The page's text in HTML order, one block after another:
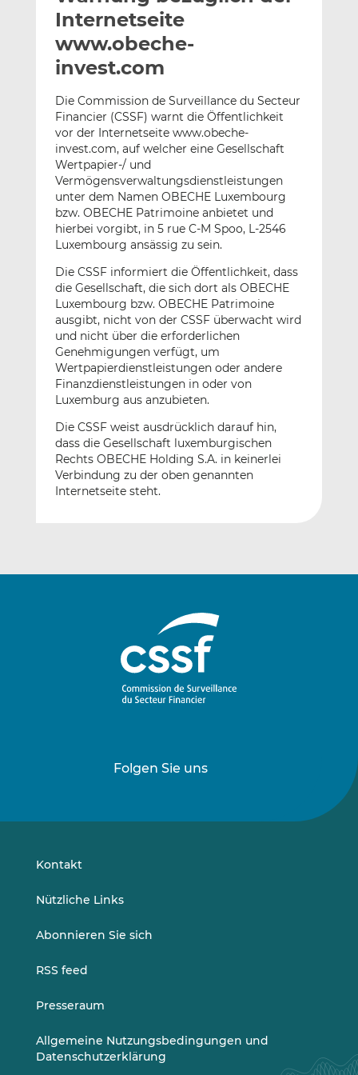
l
a
n
n
k
e
n
t
e
l
e
n
c
e
b
k
t
e
l
e
n
Internetseite
www.obeche-
invest.com
Die Commission de Surveillance du Secteur
Financier (CSSF) warnt die Öffentlichkeit
vor der Internetseite www.obeche-
invest.com, auf welcher eine Gesellschaft
Wertpapier-/ und
Vermögensverwaltungsdienstleistungen
unter dem Namen OBECHE Luxembourg
bzw. OBECHE Patrimoine anbietet und
hierbei vorgibt, in 5 rue C-M Spoo, L-2546
Luxembourg ansässig zu sein.
Die CSSF informiert die Öffentlichkeit, dass
die Gesellschaft, die sich dort als OBECHE
Luxembourg bzw. OBECHE Patrimoine
ausgibt, nicht von der CSSF überwacht wird
und nicht über die erforderlichen
Genehmigungen verfügt, um
Wertpapierdienstleistungen oder andere
Finanzdienstleistungen in oder von
Luxemburg aus anzubieten.
Die CSSF weist ausdrücklich darauf hin,
dass die Gesellschaft luxemburgischen
Rechts OBECHE Holding S.A. in keinerlei
Verbindung zu der oben genannten
Internetseite steht.
Folgen Sie uns
uns
uns
Kontakt
Nützliche Links
Abonnieren Sie sich
RSS feed
Presseraum
Allgemeine Nutzungsbedingungen und
Datenschutzerklärung